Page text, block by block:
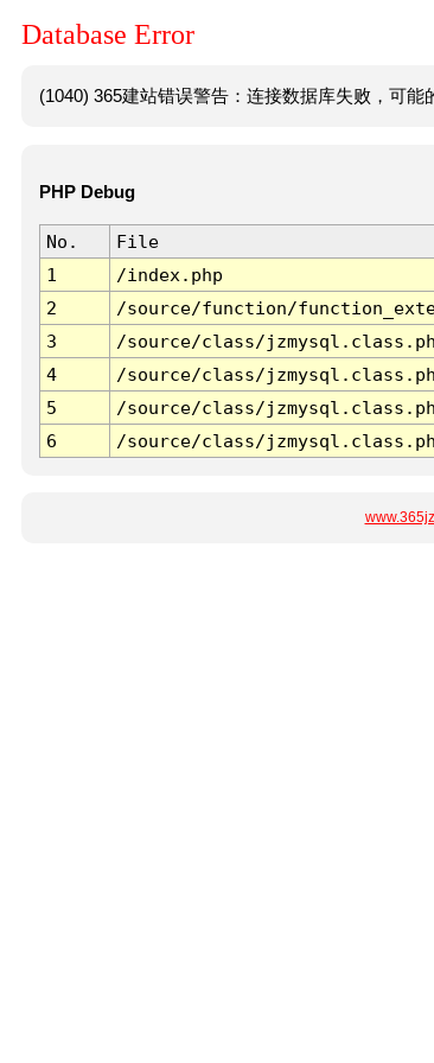
Database Error
(1040) 365建站错误警告：连接数据库失败，可能
PHP Debug
No. File
1
/index.php
2
/source/function/
3
/source/class/
4
/source/class/
5
/source/class/
6
/source/class/